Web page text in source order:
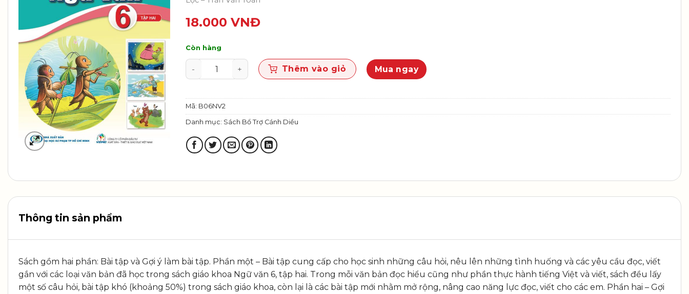
18.000 VNĐ
Còn hàng
Bài tập Ngữ văn 6, tập hai số lượng
Thêm vào giỏ Mua ngay
Mã: B06NV2
Danh mục: Sách Bổ Trợ Cánh Diều
Thông tin sản phẩm
Sách gồm hai phần: Bài tập và Gợi ý làm bài tập. Phần một – Bài tập cung cấp cho học sinh những câu hỏi, nêu lên những tình huống và các yêu cầu đọc, viết
gắn với các loại văn bản đã học trong sách giáo khoa Ngữ văn 6, tập hai. Trong mỗi văn bản đọc hiểu cũng như phần thực hành tiếng Việt và viết, sách đều lấy
một số câu hỏi, bài tập khó (khoảng 50%) trong sách giáo khoa, còn lại là các bài tập mới nhằm mở rộng, nâng cao năng lực đọc, viết cho các em. Phần hai – Gợi